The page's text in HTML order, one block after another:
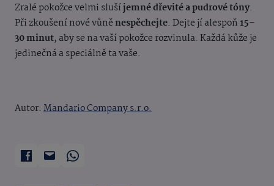
Zralé pokožce velmi slušíjemné dřevité a pudrové tóny.
Při zkoušení nové vůně nespěchejte. Dejte jí alespoň 15–
30 minut, aby se na vaší pokožce rozvinula. Každá kůže je
jedinečná a speciálně ta vaše.
Autor: Mandario Company s.r.o.